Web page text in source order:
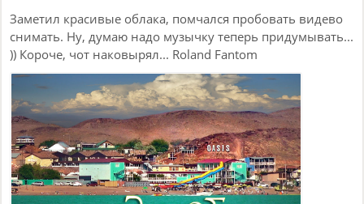
Заметил красивые облака, помчался пробовать видево
снимать. Ну, думаю надо музычку теперь придумывать...
)) Короче, чот наковырял... Roland Fantom